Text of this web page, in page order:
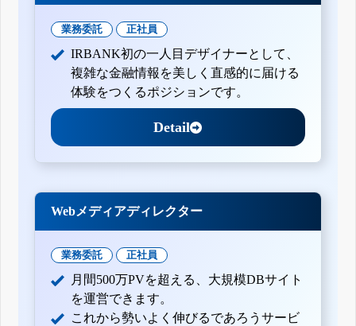
業務委託 正社員
IRBANK初の一人目デザイナーとして、
複雑な金融情報を美しく直感的に届ける
体験をつくるポジションです。
Detail
Webメディアディレクター
業務委託 正社員
月間500万PVを超える、大規模DBサイト
を運営できます。
これから勢いよく伸びるであろうサービ